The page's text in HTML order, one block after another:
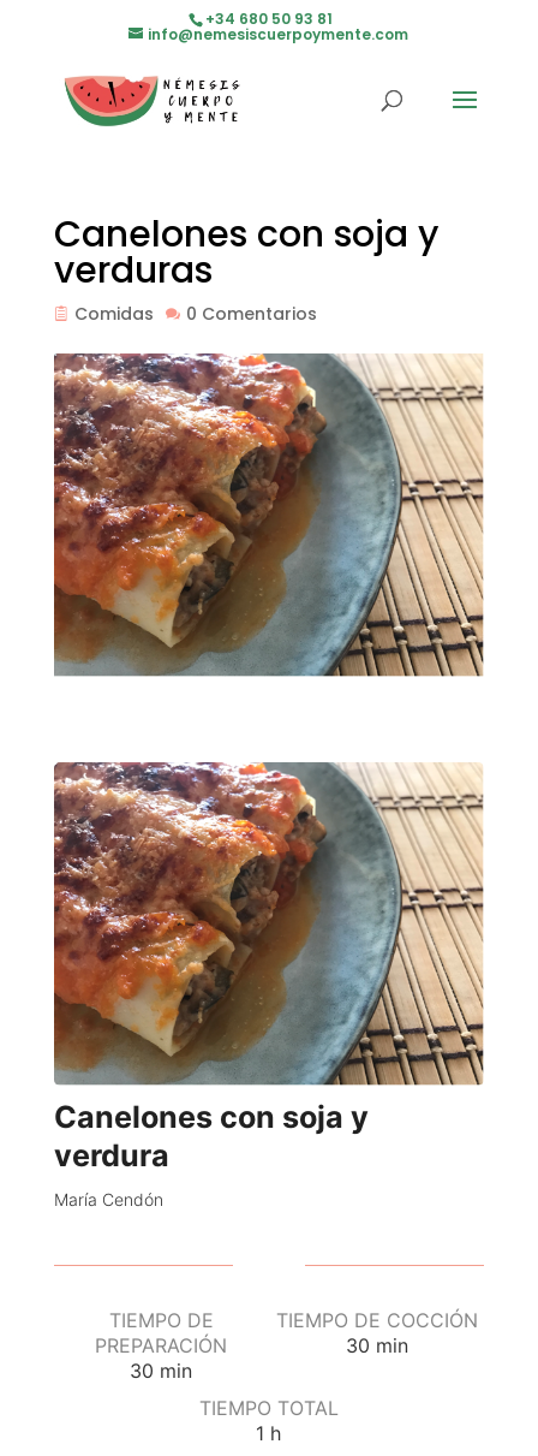
+34 680 50 93 81
info@nemesiscuerpoymente.com
Canelones con soja y
verduras
Comidas 0 Comentarios
Canelones con soja y
verdura
María Cendón
TIEMPO DE
PREPARACIÓN
30 min
TIEMPO DE COCCIÓN
30 min
TIEMPO TOTAL
1 h